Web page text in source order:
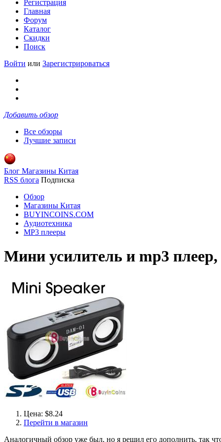
Регистрация
Главная
Форум
Каталог
Скидки
Поиск
Войти или Зарегистрироваться
Добавить обзор
Все обзоры
Лучшие записи
Блог Магазины Китая
RSS блога Подписка
Обзор
Магазины Китая
BUYINCOINS.COM
Аудиотехника
MP3 плееры
Мини усилитель и mp3 плеер,
Цена: $8.24
Перейти в магазин
Аналогичный обзор уже был, но я решил его дополнить, так